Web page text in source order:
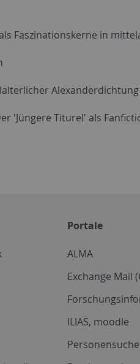
Faszinationskerne in
Alexanderdichtung
'Jüngere Titurel' als
Portale
ALMA
Exchange Mail
ILIAS, moodle
Personensuche